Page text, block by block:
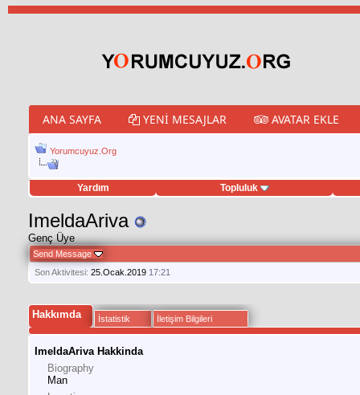
ANA SAYFA YENI MESAJLAR AVATAR EKLE
Yorumcuyuz.Org
Yardım Topluluk
hilesi
ImeldaAriva
Genç Üye
Send Message
Son Aktivitesi: 25.Ocak.2019 17:21
Hakkımda İstatistik İletişim Bilgileri
ImeldaAriva Hakkinda
Biography
Man